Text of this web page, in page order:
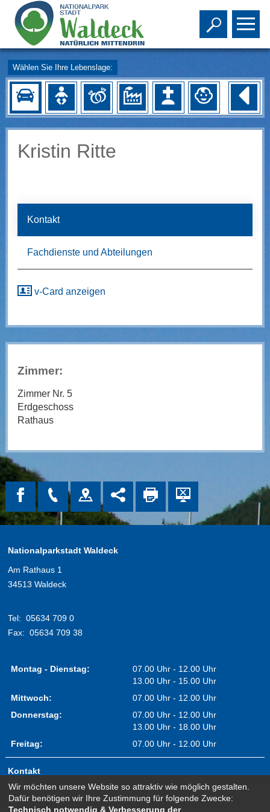
Toggle
Wählen Sie Ihre Lebenslage:
Kristin Ritte
Kontakt
Fachdienste und Abteilungen
v-Card anzeigen
Zimmer:
Zimmer Nr. 5
Erdgeschoss
Rathaus
Nationalparkstadt Waldeck
Am Rathaus 1
34513 Waldeck
Tel: 05634 709 0
Fax: 05634 709 38
Montag - Dienstag:
07.00 Uhr - 12.00 Uhr
13.00 Uhr - 15.00 Uhr
Mittwoch:
07.00 Uhr - 12.00 Uhr
Donnerstag:
07.00 Uhr - 12.00 Uhr
13.00 Uhr - 18.00 Uhr
Freitag:
07.00 Uhr - 12.00 Uhr
Kontakt
Impressum
Erklärung zur Barrierefreiheit
Wir möchten unsere Website so attraktiv wie möglich gestalten.
Dafür benötigen wir Ihre Zustimmung für folgende Zwecke:
Technisch notwendig & Verbesserung der